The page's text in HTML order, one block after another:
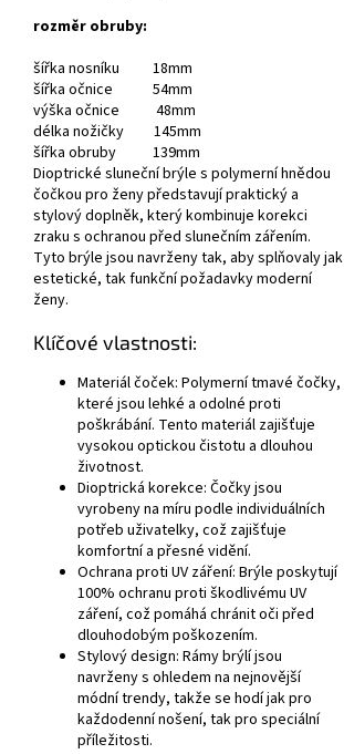
rozměr obruby:
šířka nosníku 18mm
šířka očnice 54mm
výška očnice 48mm
délka nožičky 145mm
šířka obruby 139mm
Dioptrické sluneční brýle s polymerní hnědou
čočkou pro ženypředstavují praktický a
stylový doplněk, který kombinuje korekci
zraku s ochranou před slunečním zářením.
Tyto brýle jsou navrženy tak, aby splňovaly jak
estetické, tak funkční požadavky moderní
ženy.
Klíčové vlastnosti:
Materiál čoček: Polymerní tmavé čočky,
které jsou lehké a odolné proti
poškrábání. Tento materiál zajišťuje
vysokou optickou čistotu a dlouhou
životnost.
Dioptrická korekce: Čočky jsou
vyrobeny na míru podle individuálních
potřeb uživatelky, což zajišťuje
komfortní a přesné vidění.
Ochrana proti UV záření: Brýle poskytují
100% ochranu proti škodlivému UV
záření, což pomáhá chránit oči před
dlouhodobým poškozením.
Stylový design: Rámy brýlí jsou
navrženy s ohledem na nejnovější
módní trendy, takže se hodí jak pro
každodenní nošení, tak pro speciální
příležitosti.